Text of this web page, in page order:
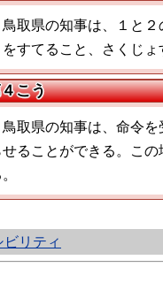
鳥取県の知事は、１と
をすてること、さくじ
こう
鳥取県の知事は、命令
せることができる。こ
ビリティ